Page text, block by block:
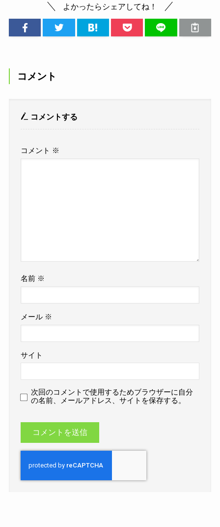
よかったらシェアしてね！
コメント
コメントする
コメント ※
名前 ※
メール ※
サイト
次回のコメントで使用するためブラウザーに自分
の名前、メールアドレス、サイトを保存する。